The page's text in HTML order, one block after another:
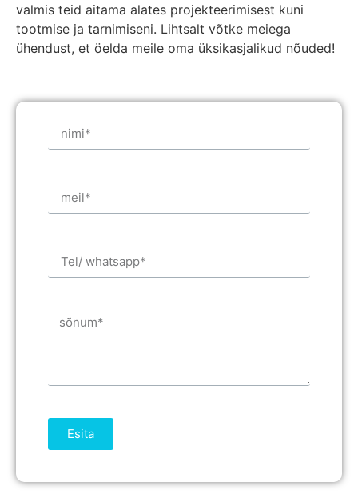
valmis teid aitama alates projekteerimisest kuni
tootmise ja tarnimiseni. Lihtsalt võtke meiega
ühendust, et öelda meile oma üksikasjalikud nõuded!
Esita